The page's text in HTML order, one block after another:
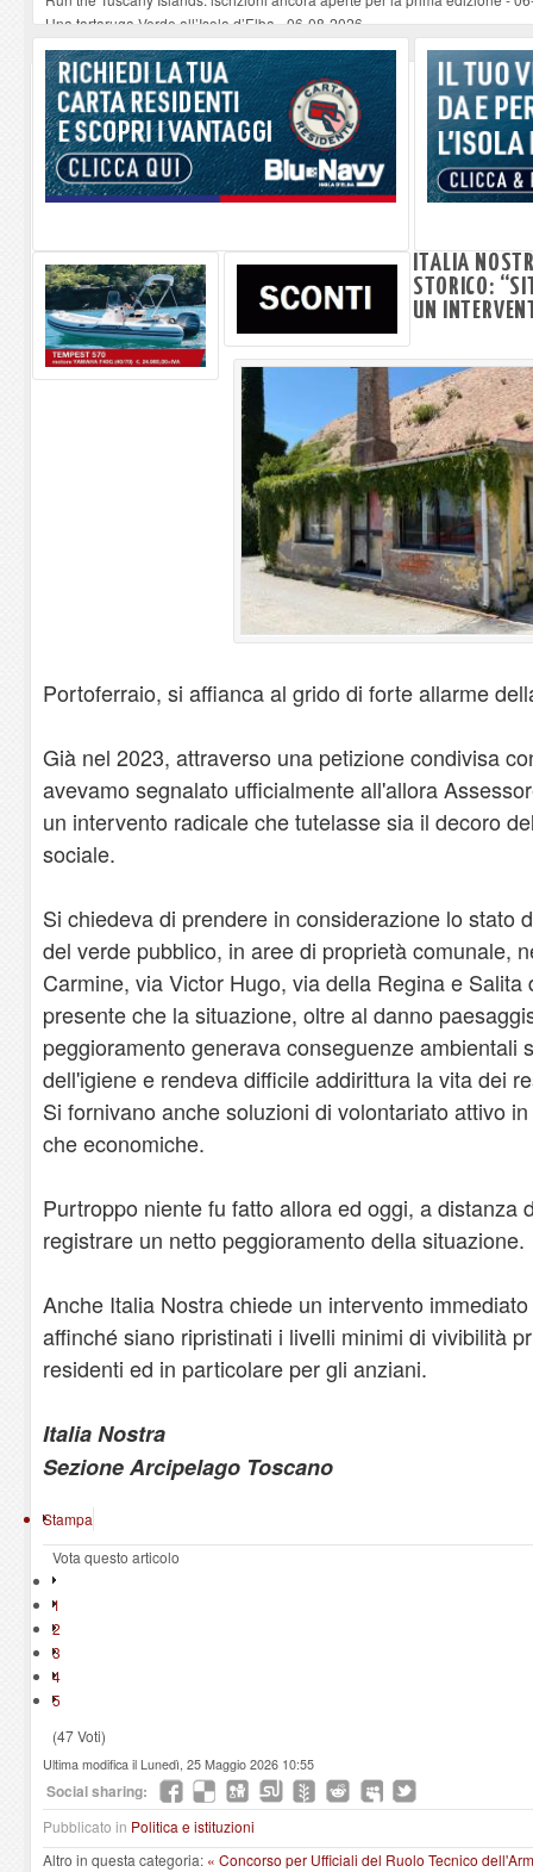
Una tartaruga Verde all’Isola d’Elba-06-08-2026
Furgone in fiamme a Capoliveri, illeso il conducente-06-08-2026
Campo: chiusura della biblioteca comunale in occasione del Santo Patrono
A Carpani si apre la Festa di Liberazione: il programma della prima serata-
ITALIA
STORICO:
UN
Portoferraio, si affianca al grido di forte allarme
Già nel 2023, attraverso una petizione condivisa
avevamo segnalato ufficialmente all'allora
un intervento radicale che tutelasse sia il decoro
sociale.
Si chiedeva di prendere in considerazione lo stato
del verde pubblico, in aree di proprietà comunale,
Carmine, via Victor Hugo, via della Regina e Salita
presente che la situazione, oltre al danno
peggioramento generava conseguenze ambientali
dell'igiene e rendeva difficile addirittura la vita dei
Si fornivano anche soluzioni di volontariato attivo
che economiche.
Purtroppo niente fu fatto allora ed oggi, a distanza
registrare un netto peggioramento della situazione.
Anche Italia Nostra chiede un intervento
affinché siano ripristinati i livelli minimi di vivibilità
residenti ed in particolare per gli anziani.
Italia Nostra
Sezione Arcipelago Toscano
Stampa
Vota questo articolo
1
2
3
4
5
(47 Voti)
Ultima modifica il Lunedì, 25 Maggio 2026 10:55
Social sharing:
Pubblicato in Politica e istituzioni
Altro in questa categoria: « Concorso per Ufficiali del Ruolo Tecnico